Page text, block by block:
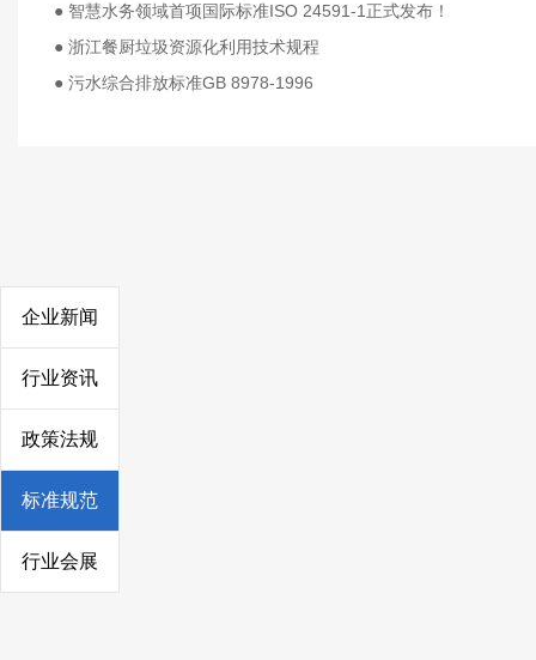
企业新闻
行业资讯
政策法规
标准规范
行业会展
● 智慧水务领域首项国际标准ISO 24591-1正式发布！
● 浙江餐厨垃圾资源化利用技术规程
● 污水综合排放标准GB 8978-1996